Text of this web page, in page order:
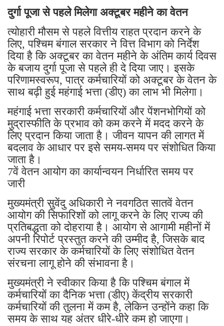
दुर्गा पूजा से पहले मिलेगा अक्टूबर महीने का वेतन
त्योहारी मौसम से पहले वित्तीय राहत प्रदान करने के
लिए, पश्चिम बंगाल सरकार ने वित्त विभाग को निर्देश
दिया है कि अक्टूबर का वेतन महीने के अंतिम कार्य दिवस
के बजाय दुर्गा पूजा से पहले ही दे दिया जाए। इसके
परिणामस्वरूप, पात्र कर्मचारियों को अक्टूबर के वेतन के
साथ बढ़ी हुई महंगाई भत्ता (डीए) का लाभ भी मिलेगा।
महंगाई भत्ता सरकारी कर्मचारियों और पेंशनभोगियों को
मुद्रास्फीति के प्रभाव को कम करने में मदद करने के
लिए प्रदान किया जाता है। जीवन यापन की लागत में
बदलाव के आधार पर इसे समय-समय पर संशोधित किया
जाता है।
7वें वेतन आयोग का कार्यान्वयन निर्धारित समय पर
जारी
मुख्यमंत्री सुवेंदु अधिकारी ने नवगठित सातवें वेतन
आयोग की सिफारिशों को लागू करने के लिए राज्य की
प्रतिबद्धता को दोहराया है। आयोग से आगामी महीनों में
अपनी रिपोर्ट प्रस्तुत करने की उम्मीद है, जिसके बाद
राज्य सरकार के कर्मचारियों के लिए संशोधित वेतन
संरचना लागू होने की संभावना है।
मुख्यमंत्री ने स्वीकार किया है कि पश्चिम बंगाल में
कर्मचारियों का दैनिक भत्ता (डीए) केंद्रीय सरकारी
कर्मचारियों की तुलना में कम है, लेकिन उन्होंने कहा कि
समय के साथ यह अंतर धीरे-धीरे कम हो जाएगा।